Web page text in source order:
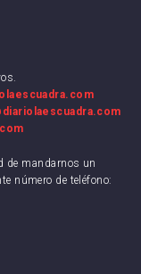
de mandarnos un
número de teléfono: